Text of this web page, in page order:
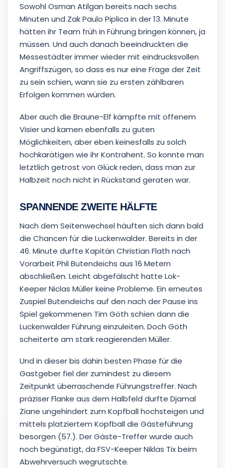
Sowohl Osman Atilgan bereits nach sechs
Minuten und Zak Paulo Piplica in der 13. Minute
hätten ihr Team früh in Führung bringen können, ja
müssen. Und auch danach beeindruckten die
Messestädter immer wieder mit eindrucksvollen
Angriffszügen, so dass es nur eine Frage der Zeit
zu sein schien, wann sie zu ersten zählbaren
Erfolgen kommen würden.
Aber auch die Braune-Elf kämpfte mit offenem
Visier und kamen ebenfalls zu guten
Möglichkeiten, aber eben keinesfalls zu solch
hochkarätigen wie ihr Kontrahent. So konnte man
letztlich getrost von Glück reden, dass man zur
Halbzeit noch nicht in Rückstand geraten war.
SPANNENDE ZWEITE HÄLFTE
Nach dem Seitenwechsel häuften sich dann bald
die Chancen für die Luckenwalder. Bereits in der
46. Minute durfte Kapitän Christian Flath nach
Vorarbeit Phil Butendeichs aus 16 Metern
abschließen. Leicht abgefälscht hatte Lok-
Keeper Niclas Müller keine Probleme. Ein erneutes
Zuspiel Butendeichs auf den nach der Pause ins
Spiel gekommenen Tim Göth schien dann die
Luckenwalder Führung einzuleiten. Doch Göth
scheiterte am stark reagierenden Müller.
Und in dieser bis dahin besten Phase für die
Gastgeber fiel der zumindest zu diesem
Zeitpunkt überraschende Führungstreffer. Nach
präziser Flanke aus dem Halbfeld durfte Djamal
Ziane ungehindert zum Kopfball hochsteigen und
mittels platziertem Kopfball die Gästeführung
besorgen (57.). Der Gäste-Treffer wurde auch
noch begünstigt, da FSV-Keeper Niklas Tix beim
Abwehrversuch wegrutschte.